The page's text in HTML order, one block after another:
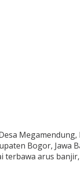
Megamendung,
Bogor, Jawa
terbawa arus